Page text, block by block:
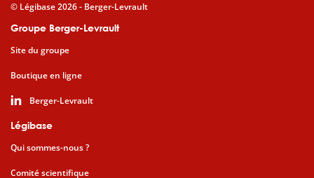
Groupe Berger-Levrault
Site du groupe
Boutique en ligne
Berger-Levrault
Légibase
Qui sommes-nous ?
Comité scientifique
© Légibase 2026 - Berger-Levrault